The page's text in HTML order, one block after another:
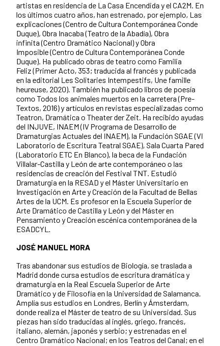
artistas en residencia de La Casa Encendida y el CA2M. En
los últimos cuatro años, han estrenado, por ejemplo, Las
explicaciones (Centro de Cultura Contemporánea Conde
Duque), Obra Inacaba (Teatro de la Abadía), Obra
infinita (Centro Dramático Nacional) y Obra
Imposible (Centro de Cultura Contemporánea Conde
Duque). Ha publicado obras de teatro como Familia
Feliz (Primer Acto, 353; traducida al francés y publicada
en la editorial Les Solitaries Intempestifs, Une famille
heureuse, 2020). También ha publicado libros de poesía
como Todos los animales muertos en la carretera (Pre-
Textos, 2016) y artículos en revistas especializadas como
Teatron, Dramática o Theater der Zeit. Ha recibido ayudas
del INJUVE, INAEM (IV Programa de Desarrollo de
Dramaturgias Actuales del INAEM), la Fundación SGAE (VI
Laboratorio de Escritura Teatral SGAE), Sala Cuarta Pared
(Laboratorio ETC En Blanco), la beca de la Fundación
Villalar-Castilla y León de arte contemporáneo o las
residencias de creación del Festival TNT. Estudió
Dramaturgia en la RESAD y el Máster Universitario en
Investigación en Arte y Creación de la Facultad de Bellas
Artes de la UCM. Es profesor en la Escuela Superior de
Arte Dramático de Castilla y León y del Máster en
Pensamiento y Creación escénica contemporánea de la
ESADCYL.
JOSÉ MANUEL MORA
Tras abandonar sus estudios de Biología, se traslada a
Madrid donde cursa estudios de escritura dramática y
dramaturgia en la Real Escuela Superior de Arte
Dramático y de Filosofía en la Universidad de Salamanca.
Amplía sus estudios en Londres, Berlín y Ámsterdam,
donde realiza el Máster de teatro de su Universidad. Sus
piezas han sido traducidas al inglés, griego, francés,
italiano, alemán, japonés y serbio; y estrenadas en el
Centro Dramático Nacional; en los Teatros del Canal; en el